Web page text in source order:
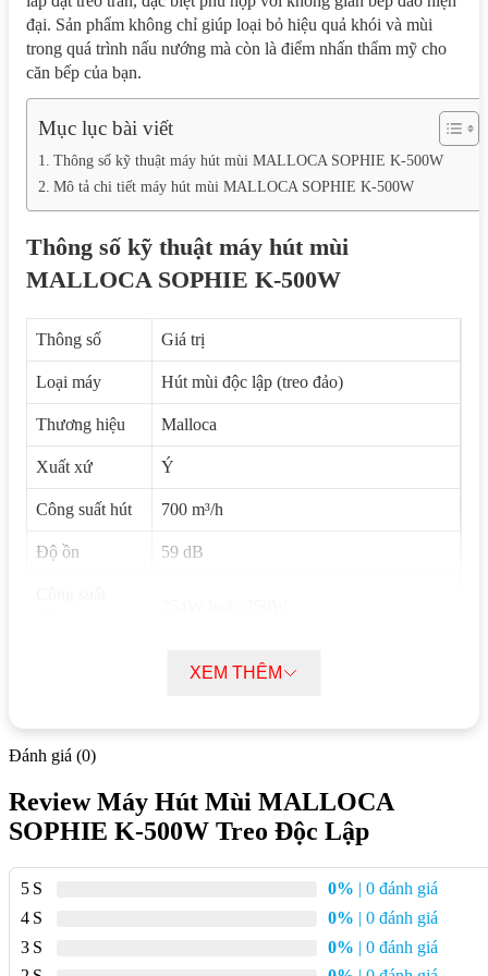
đại. Sản phẩm không chỉ giúp loại bỏ hiệu quả khói và mùi
trong quá trình nấu nướng mà còn là điểm nhấn thẩm mỹ cho
căn bếp của bạn.
Mục lục bài viết
Thông số kỹ thuật máy hút mùi MALLOCA SOPHIE K-500W
Mô tả chi tiết máy hút mùi MALLOCA SOPHIE K-500W
Thông số kỹ thuật máy hút mùi
MALLOCA SOPHIE K-500W
Thông số Giá trị
Loại máy Hút mùi độc lập (treo đảo)
Thương hiệu Malloca
Xuất xứ Ý
Công suất hút 700 m³/h
Độ ồn 59 dB
220V/50Hz hoặc 220-240V/50Hz
Điều khiển
Đèn chiếu sáng 4 x 1W LED + 6W LED trang trí
Lưới lọc mỡ Inox + Nhôm
Chất liệu
Nhựa Polyme + sơn trắng tĩnh điện hoặc
Khử mùi
XEM THÊM
Đánh giá (0)
Review Máy Hút Mùi MALLOCA
SOPHIE K-500W Treo Độc Lập
5 0% | 0 đánh giá
4
0% | 0 đánh giá
3
0% | 0 đánh giá